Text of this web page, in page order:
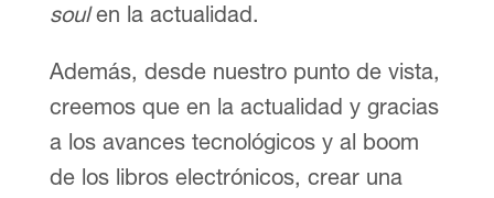
soulen la actualidad.
Además, desde nuestro punto de vista,
creemos que en la actualidad y gracias
a los avances tecnológicos y al boom
de los libros electrónicos, crear una